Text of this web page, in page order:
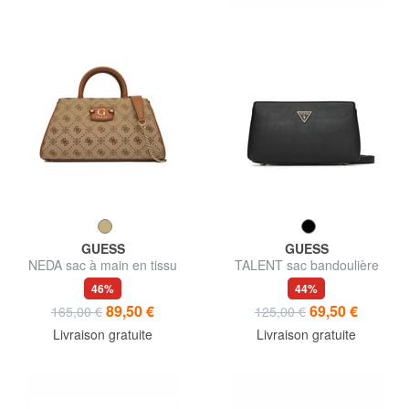
GUESS
NEDA sac à main en tissu
jacquard
46%
165,00 € 89,50 €
Livraison gratuite
GUESS
TALENT sac bandoulière
44%
125,00 € 69,50 €
Livraison gratuite